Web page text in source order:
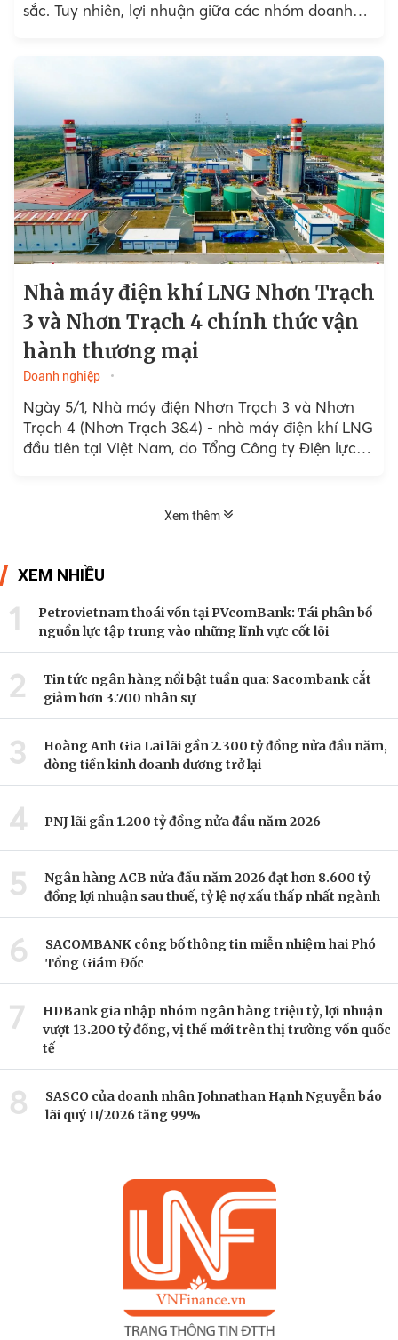
sắc. Tuy nhiên, lợi nhuận giữa các nhóm doanh
Nhà máy điện khí LNG Nhơn Trạch
3 và Nhơn Trạch 4 chính thức vận
hành thương mại
Doanh nghiệp
Ngày 5/1, Nhà máy điện Nhơn Trạch 3 và Nhơn
Trạch 4 (Nhơn Trạch 3&4) - nhà máy điện khí LNG
đầu tiên tại Việt Nam, do Tổng Công ty Điện lực
Xem thêm
XEM NHIỀU
1
Petrovietnam thoái vốn tại PVcomBank: Tái phân bổ
nguồn lực tập trung vào những lĩnh vực cốt lõi
2
Tin tức ngân hàng nổi bật tuần qua: Sacombank cắt
giảm hơn 3.700 nhân sự
3
Hoàng Anh Gia Lai lãi gần 2.300 tỷ đồng nửa đầu năm,
dòng tiền kinh doanh dương trở lại
4 PNJ lãi gần 1.200 tỷ đồng nửa đầu năm 2026
5
Ngân hàng ACB nửa đầu năm 2026 đạt hơn 8.600 tỷ
đồng lợi nhuận sau thuế, tỷ lệ nợ xấu thấp nhất ngành
6
SACOMBANK công bố thông tin miễn nhiệm hai Phó
Tổng Giám Đốc
7
HDBank gia nhập nhóm ngân hàng triệu tỷ, lợi nhuận
vượt 13.200 tỷ đồng, vị thế mới trên thị trường vốn quốc
tế
8
SASCO của doanh nhân Johnathan Hạnh Nguyễn báo
lãi quý II/2026 tăng 99%